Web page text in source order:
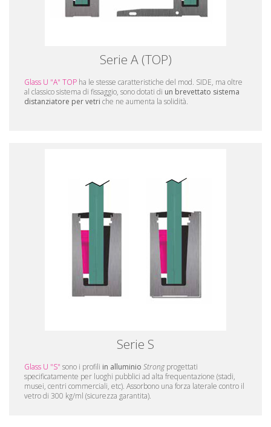
Serie A (TOP)
Glass U "A" TOP ha le stesse caratteristiche del mod. SIDE, ma oltre
al classico sistema di fissaggio, sono dotati di un brevettato sistema
distanziatore per vetri che ne aumenta la solidità.
Serie S
Glass U "S" sono i profili in alluminio Strongprogettati
specificatamente per luoghi pubblici ad alta frequentazione (stadi,
musei, centri commerciali, etc). Assorbono una forza laterale contro il
vetro di 300 kg/ml (sicurezza garantita).